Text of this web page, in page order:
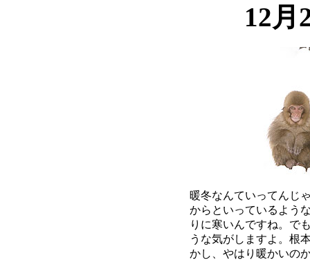
12月
暖冬なんていってんじ
からといっているよう
りに寒いんですね。で
うな気がしますよ。根
かし、やはり暖かいの